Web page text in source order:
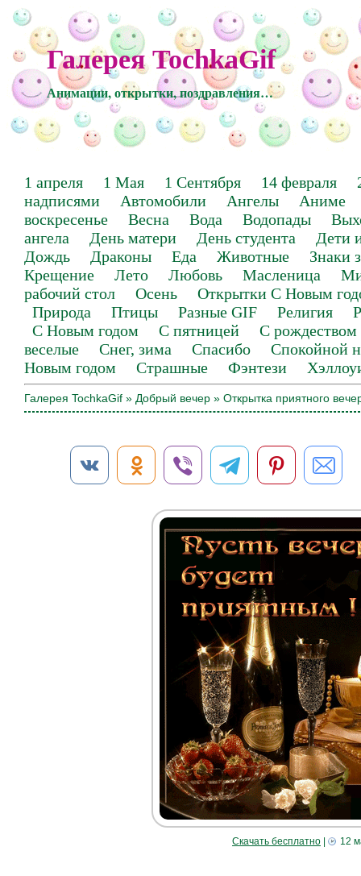
Галерея TochkaGif
Анимации, открытки, поздравления…
1 апреля 1 Мая 1 Сентября 14 февраля
надписями
Автомобили Ангелы
Аниме
воскресенье
Весна Вода Водопады
ангела
День матери День студента
Дети
Дождь
Драконы Еда Животные
Знаки
Крещение
Лето Любовь Масленица
рабочий стол
Осень
Открытки С Новым
Природа
Птицы Разные GIF Религия
С Новым годом
С пятницей
С рождеством
веселые
Снег, зима Спасибо
Спокойной
Новым годом
Страшные Фэнтези
Галерея TochkaGif » Добрый вечер » Открытка приятного
Скачать бесплатно 12